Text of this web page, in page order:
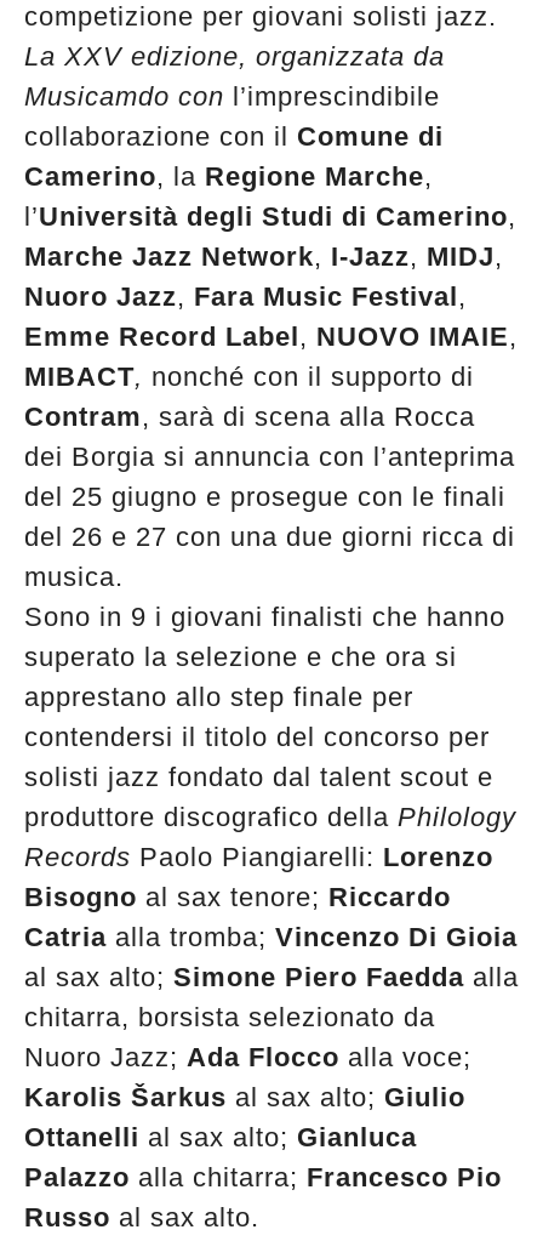
Musica Jazz di luglio 2026 è in
edicola
competizione per giovani solisti jazz.
La XXV edizione, organizzata da
Musicamdo con l’imprescindibile
collaborazione con il Comune di
Camerino, la Regione Marche,
l’Università degli Studi di Camerino,
Marche Jazz Network, I-Jazz, MIDJ,
Nuoro Jazz, Fara Music Festival ,
Emme Record Label , NUOVO IMAIE,
MIBACT, nonché con il supporto di
Contram, sarà di scena alla Rocca
dei Borgia si annuncia con l’anteprima
del 25 giugno e prosegue con le finali
del 26 e 27 con una due giorni ricca di
musica.
Sono in 9 i giovani finalisti che hanno
superato la selezione e che ora si
apprestano allo step finale per
contendersi il titolo del concorso per
solisti jazz fondato dal talent scout e
produttore discografico della Philology
Records Paolo Piangiarelli: Lorenzo
Bisogno al sax tenore; Riccardo
Catria alla tromba; Vincenzo Di Gioia
al sax alto; Simone Piero Faedda alla
chitarra, borsista selezionato da
Nuoro Jazz; Ada Flocco alla voce;
Karolis Šarkus al sax alto; Giulio
Ottanelli al sax alto; Gianluca
Palazzo alla chitarra; Francesco Pio
Russo al sax alto.